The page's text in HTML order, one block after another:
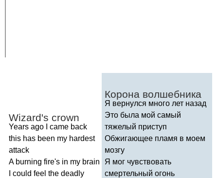
Wizard's crown
Years ago came back
this has been my hardest
attack
A burning fire's in my brain
could feel the deadly
Корона волшебника
Я вернулся много лет назад
Это была мой самый
тяжелый приступ
Обжигающее пламя в моем
мозгу
Я мог чувствовать
смертельный огонь